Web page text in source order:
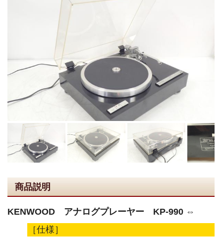
商品説明
KENWOOD アナログプレーヤー KP-990 ⇔
［仕様］